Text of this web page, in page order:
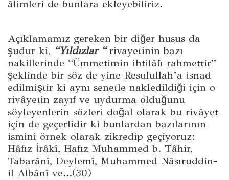
âlimleri de bunlara ekleyebiliriz.
Açıklamamız gereken bir diğer husus da
şudur ki, “Yıldızlar “rivayetinin bazı
nakillerinde “Ümmetimin ihtilâfı rahmettir”
şeklinde bir söz de yine Resulullah’a isnad
edilmiştir ki aynı senetle nakledildiği için o
rivâyetin zayıf ve uydurma olduğunu
söyleyenlerin sözleri doğal olarak bu rivâyet
için de geçerlidir ki bunlardan bazılarının
ismini örnek olarak zikredip geçiyoruz:
Hâfız İrâkî, Hafız Muhammed b. Tâhir,
Tabarânî, Deylemî, Muhammed Nâsıruddin-
il Albânî ve…(30)